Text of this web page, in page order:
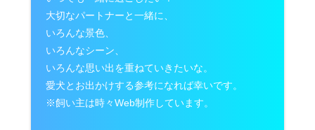
大切なパートナーと一緒に、
いろんな景色、
いろんなシーン、
いろんな思い出を重ねていきたいな。
愛犬とお出かけする参考になれば幸いです。
※飼い主は時々Web制作しています。